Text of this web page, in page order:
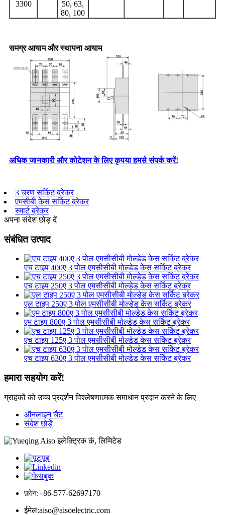
3300
50, 63,
80, 100
समग्र आयाम और स्थापना आयाम
अधिक जानकारी और कोटेशन के लिए कृपया हमसे संपर्क करें!
3 चरण सर्किट ब्रेकर
एमसीबी केस सर्किट ब्रेकर
स्मार्ट ब्रेकर
अपना संदेश छोड़ दें
संबंधित उत्पाद
एच टाइप 400ए 3 पोल एमसीसीबी मोल्डेड केस सर्किट ब्रेकर
एच टाइप 250ए 3 पोल एमसीसीबी मोल्डेड केस सर्किट ब्रेकर
एल टाइप 250ए 3 पोल एमसीसीबी मोल्डेड केस सर्किट ब्रेकर
एम टाइप 800ए 3 पोल एमसीसीबी मोल्डेड केस सर्किट ब्रेकर
एच टाइप 125ए 3 पोल एमसीसीबी मोल्डेड केस सर्किट ब्रेकर
एच टाइप 630ए 3 पोल एमसीसीबी मोल्डेड केस सर्किट ब्रेकर
हमारा सहयोग करें!
ग्राहकों को उच्च प्रदर्शन विश्लेषणात्मक समाधान प्रदान करने के लिए
ऑनलाइन चैट
संदेश छोड़ें
फ़ोन:+86-577-62697170
ईमेल:aiso@aisoelectric.com